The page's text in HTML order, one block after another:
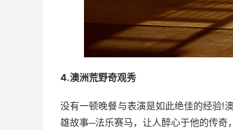
4.澳洲荒野奇观秀
没有一顿晚餐与表演是如此绝佳的经验!
雄故事─法乐赛马，让人醉心于他的传奇